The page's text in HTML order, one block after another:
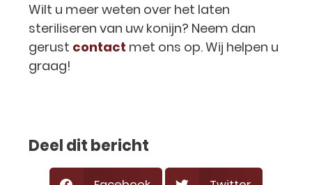
Wilt u meer weten over het laten
steriliseren van uw konijn? Neem dan
gerust contact met ons op. Wij helpen u
graag!
Deel dit bericht